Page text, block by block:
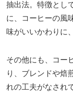
抽出法。特徴とし
に、コーヒーの風
味がいいかわりに
その他にも、コー
り、ブレンドや焙
れの工夫がなされ